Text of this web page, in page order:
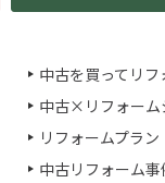
中古を買ってリフ
中古×リフォーム
リフォームプラン
中古リフォーム事